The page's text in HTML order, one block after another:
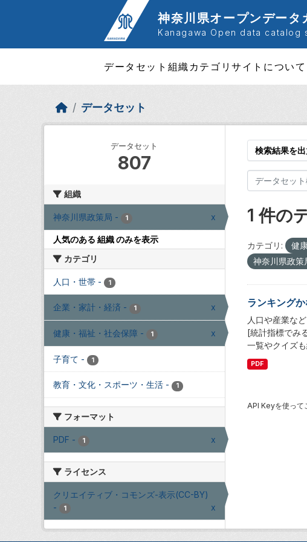
神奈川県オープンデータ
Kanagawa Open data catalog
データセット 組織 カテゴリサイトについて
データセット
データセット
807
組織
神奈川県政策局 - 1 x
人気のある 組織 のみを表示
カテゴリ
人口・世帯 - 1
企業・家計・経済 - 1 x
健康・福祉・社会保障 - 1 x
子育て - 1
教育・文化・スポーツ・生活 - 1
フォーマット
PDF - 1 x
ライセンス
クリエイティブ・コモンズ-表示(CC-BY)
-
1 x
検索結果を出
1 件の
カテゴリ: 健
神奈川県政策
ランキング
人口や産業な
[統計指標でみ
一覧やクイズ
PDF
API Keyを使って